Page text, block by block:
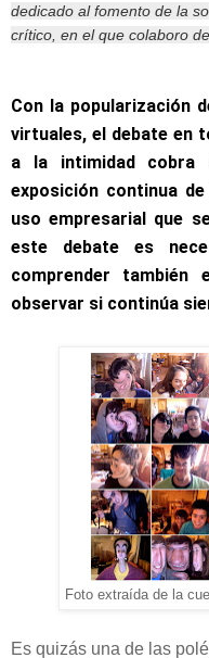
dedicado al fomento de la
crítico, en el que colaboro
Con la popularización
virtuales, el debate en
a la intimidad cobra
exposición continua
uso empresarial que
este debate es
comprender
observar si continúa
Foto extraída de la
Es quizás una de las